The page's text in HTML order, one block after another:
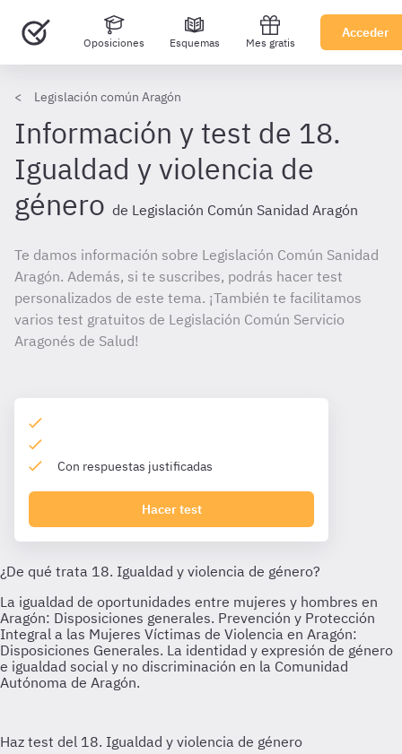
Oposiciones Esquemas Mes gratis
Acceder
Legislación común Aragón
Información y test de 18.
Igualdad y violencia de
género de Legislación Común Sanidad Aragón
Te damos información sobre Legislación Común Sanidad
Aragón. Además, si te suscribes, podrás hacer test
personalizados de este tema. ¡También te facilitamos
varios test gratuitos de Legislación Común Servicio
Aragonés de Salud!
Con respuestas justificadas
Hacer test